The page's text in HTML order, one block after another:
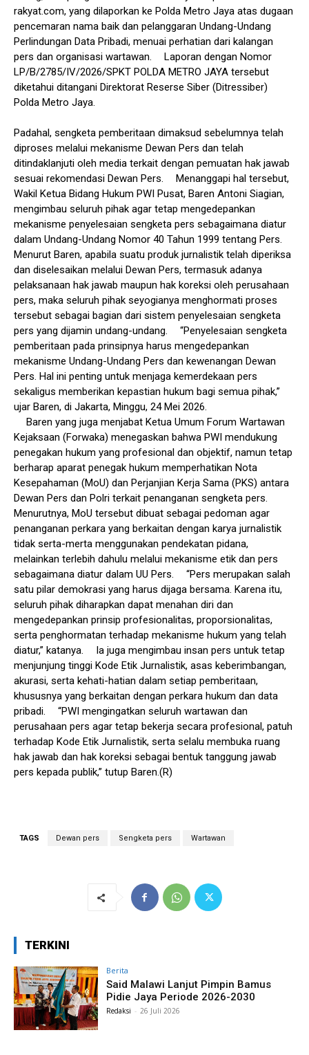
rakyat.com, yang dilaporkan ke Polda Metro Jaya atas dugaan
pencemaran nama baik dan pelanggaran Undang-Undang
Perlindungan Data Pribadi, menuai perhatian dari kalangan
pers dan organisasi wartawan. Laporan dengan Nomor
LP/B/2785/IV/2026/SPKT POLDA METRO JAYA tersebut
diketahui ditangani Direktorat Reserse Siber (Ditressiber)
Polda Metro Jaya.
Padahal, sengketa pemberitaan dimaksud sebelumnya telah
diproses melalui mekanisme Dewan Pers dan telah
ditindaklanjuti oleh media terkait dengan pemuatan hak jawab
sesuai rekomendasi Dewan Pers. Menanggapi hal tersebut,
Wakil Ketua Bidang Hukum PWI Pusat, Baren Antoni Siagian,
mengimbau seluruh pihak agar tetap mengedepankan
mekanisme penyelesaian sengketa pers sebagaimana diatur
dalam Undang-Undang Nomor 40 Tahun 1999 tentang Pers.
Menurut Baren, apabila suatu produk jurnalistik telah diperiksa
dan diselesaikan melalui Dewan Pers, termasuk adanya
pelaksanaan hak jawab maupun hak koreksi oleh perusahaan
pers, maka seluruh pihak seyogianya menghormati proses
tersebut sebagai bagian dari sistem penyelesaian sengketa
pers yang dijamin undang-undang. “Penyelesaian sengketa
pemberitaan pada prinsipnya harus mengedepankan
mekanisme Undang-Undang Pers dan kewenangan Dewan
Pers. Hal ini penting untuk menjaga kemerdekaan pers
sekaligus memberikan kepastian hukum bagi semua pihak,”
ujar Baren, di Jakarta, Minggu, 24 Mei 2026.
Baren yang juga menjabat Ketua Umum Forum Wartawan
Kejaksaan (Forwaka) menegaskan bahwa PWI mendukung
penegakan hukum yang profesional dan objektif, namun tetap
berharap aparat penegak hukum memperhatikan Nota
Kesepahaman (MoU) dan Perjanjian Kerja Sama (PKS) antara
Dewan Pers dan Polri terkait penanganan sengketa pers.
Menurutnya, MoU tersebut dibuat sebagai pedoman agar
penanganan perkara yang berkaitan dengan karya jurnalistik
tidak serta-merta menggunakan pendekatan pidana,
melainkan terlebih dahulu melalui mekanisme etik dan pers
sebagaimana diatur dalam UU Pers. “Pers merupakan salah
satu pilar demokrasi yang harus dijaga bersama. Karena itu,
seluruh pihak diharapkan dapat menahan diri dan
mengedepankan prinsip profesionalitas, proporsionalitas,
serta penghormatan terhadap mekanisme hukum yang telah
diatur,” katanya. Ia juga mengimbau insan pers untuk tetap
menjunjung tinggi Kode Etik Jurnalistik, asas keberimbangan,
akurasi, serta kehati-hatian dalam setiap pemberitaan,
khususnya yang berkaitan dengan perkara hukum dan data
pribadi. “PWI mengingatkan seluruh wartawan dan
perusahaan pers agar tetap bekerja secara profesional, patuh
terhadap Kode Etik Jurnalistik, serta selalu membuka ruang
hak jawab dan hak koreksi sebagai bentuk tanggung jawab
pers kepada publik,” tutup Baren.(R)
TAGS Dewan pers Sengketa pers Wartawan
TERKINI
Berita
Said Malawi Lanjut Pimpin Bamus
Pidie Jaya Periode 2026-2030
Redaksi - 26 Juli 2026